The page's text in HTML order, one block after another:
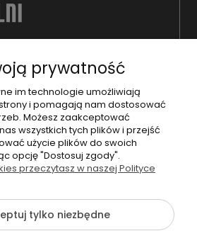
19:00
- 15:00
prywatność
im technologie umożliwiają
i pomagają nam dostosować
Możesz zaakceptować
wszystkich tych plików i przejść
użycie plików do swoich
opcję "Dostosuj zgody".
przeczytasz w naszej Polityce
tylko niezbędne